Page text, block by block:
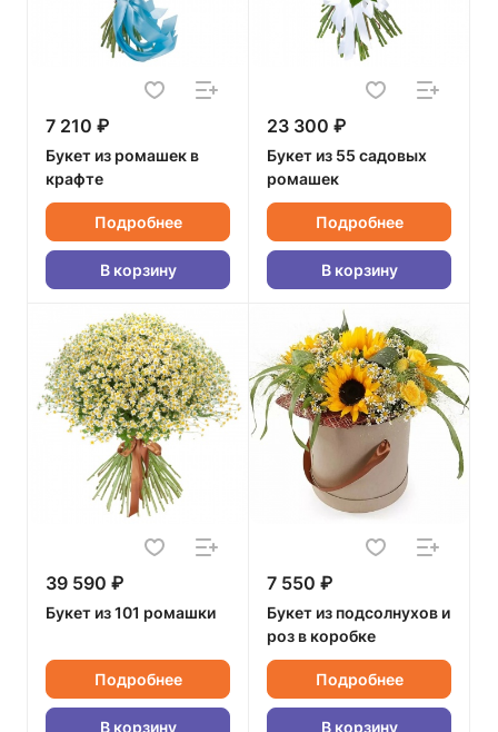
7 210 ₽
Букет из ромашек в
крафте
Подробнее
В корзину
23 300 ₽
Букет из 55 садовых
ромашек
Подробнее
В корзину
39 590 ₽
Букет из 101 ромашки
Подробнее
В корзину
7 550 ₽
Букет из подсолнухов и
роз в коробке
Подробнее
В корзину